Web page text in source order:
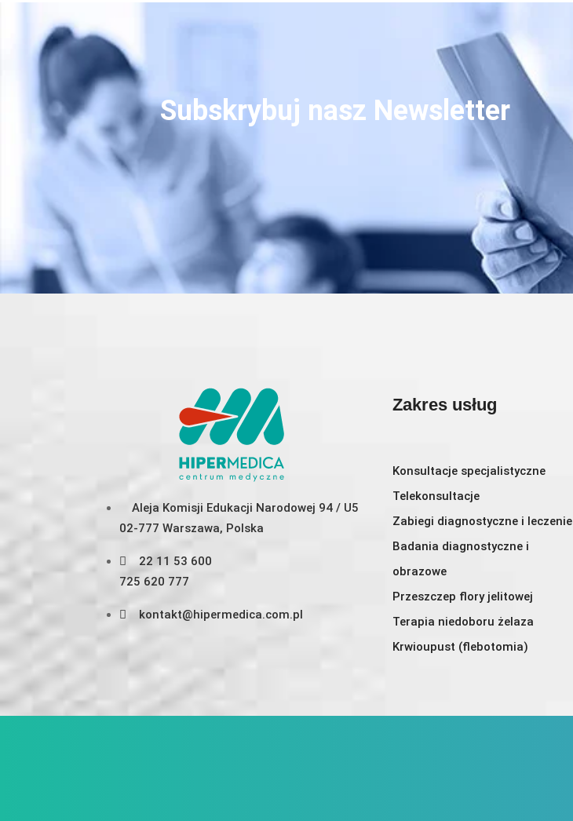
Subskrybuj nasz Newsletter
Aleja Komisji Edukacji Narodowej 94 / U5
02-777 Warszawa, Polska
22 11 53 600
725 620 777
kontakt@hipermedica.com.pl
Zakres usług
Konsultacje specjalistyczne
Telekonsultacje
Zabiegi diagnostyczne i leczenie
Badania diagnostyczne i
obrazowe
Przeszczep flory jelitowej
Terapia niedoboru żelaza
Krwioupust (flebotomia)